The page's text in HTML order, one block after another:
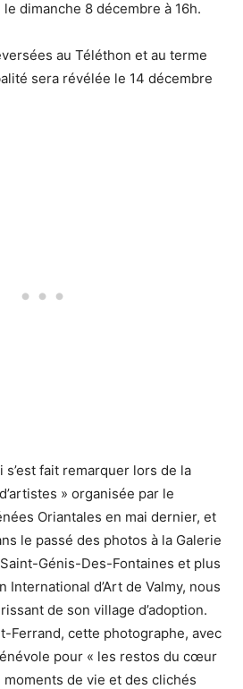
dimanche 8 décembre à 16h.
au Téléthon et au terme
sera révélée le 14 décembre
fait remarquer lors de la
» organisée par le
Oriantales en mai dernier, et
le passé des photos à la Galerie
Génis-Des-Fontaines et plus
International d’Art de Valmy, nous
de son village d’adoption.
Ferrand, cette photographe, avec
pour « les restos du cœur
de vie et des clichés